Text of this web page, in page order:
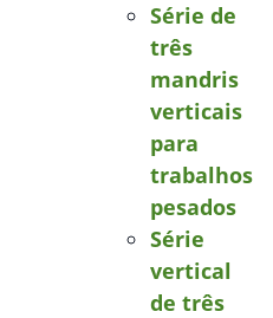
Série de
três
mandris
verticais
para
trabalhos
pesados
Série
vertical
de três